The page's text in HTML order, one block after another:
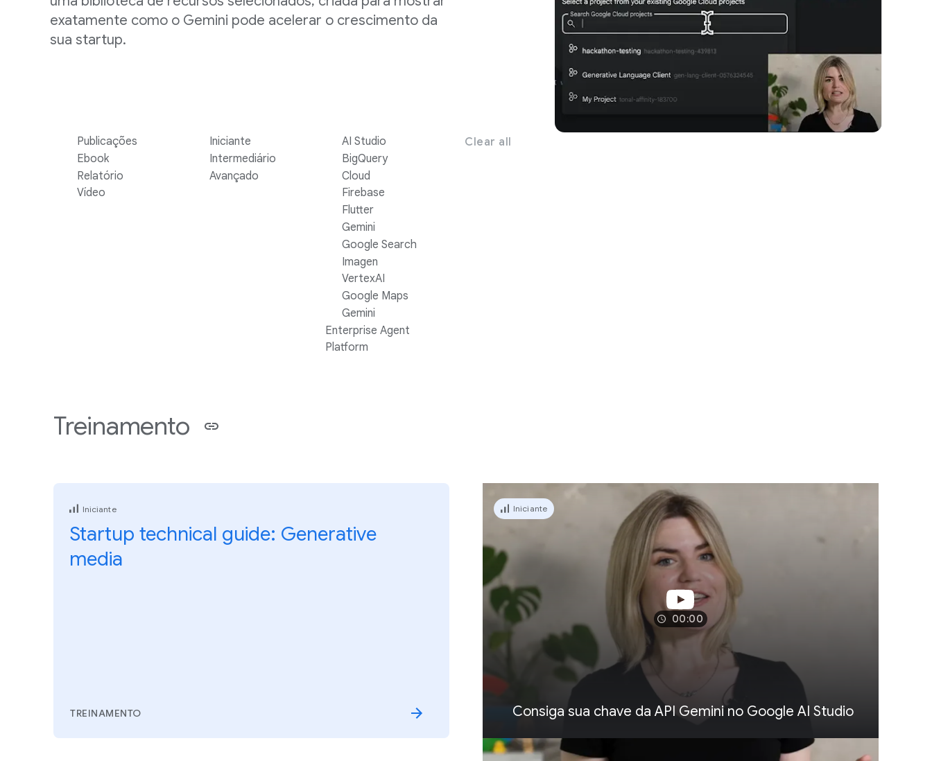
exatamente como o Gemini pode acelerar o crescimento da
sua startup.
Publicações
Ebook
Relatório
Vídeo
Iniciante
Intermediário
Avançado
AI Studio
BigQuery
Cloud
Firebase
Flutter
Gemini
Google Search
Imagen
VertexAI
Google Maps
Gemini
Enterprise Agent
Platform
Clear all
Treinamento
Iniciante
Startup technical guide: Generative
media
TREINAMENTO
Iniciante
00:00
Consiga sua chave da API Gemini no Google AI Studio